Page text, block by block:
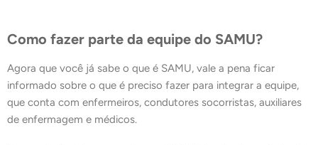
Como fazer parte da equipe do SAMU?
Agora que você já sabe o que é SAMU, vale a pena ficar
informado sobre o que é preciso fazer para integrar a equipe,
que conta com enfermeiros, condutores socorristas, auxiliares
de enfermagem e médicos.